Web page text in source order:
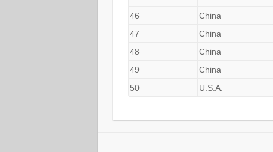
46 China
47
China
48
China
49
China
50
U.S.A.